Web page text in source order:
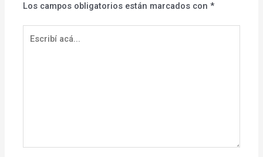
Los campos obligatorios están marcados con*
acá...